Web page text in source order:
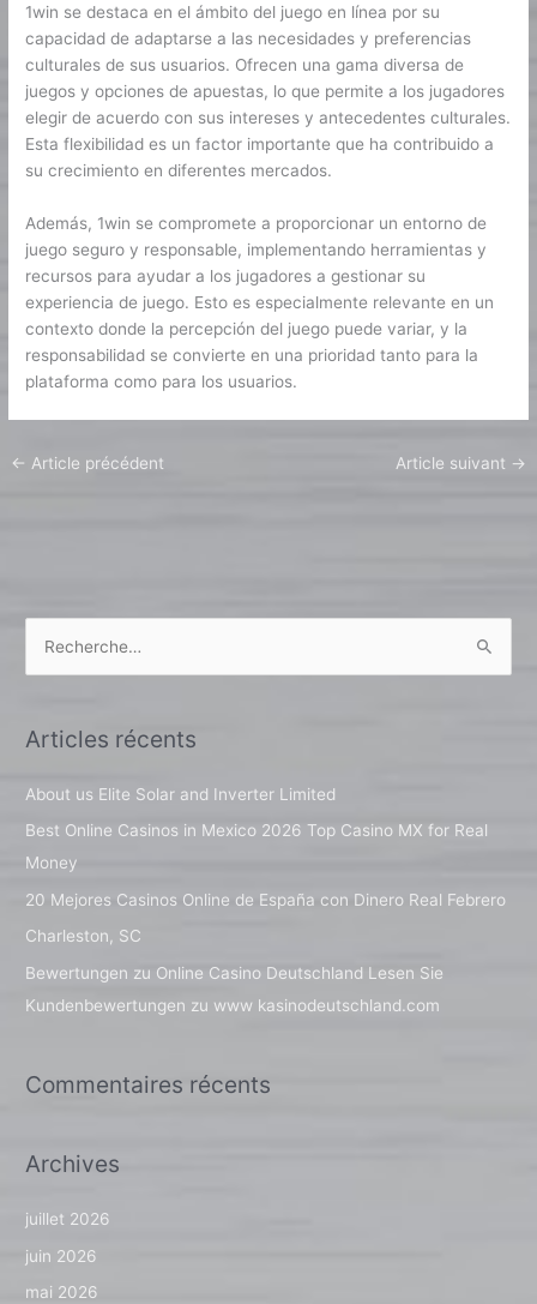
1win se destaca en el ámbito del juego en línea por su
capacidad de adaptarse a las necesidades y preferencias
culturales de sus usuarios. Ofrecen una gama diversa de
juegos y opciones de apuestas, lo que permite a los jugadores
elegir de acuerdo con sus intereses y antecedentes culturales.
Esta flexibilidad es un factor importante que ha contribuido a
su crecimiento en diferentes mercados.
Además, 1win se compromete a proporcionar un entorno de
juego seguro y responsable, implementando herramientas y
recursos para ayudar a los jugadores a gestionar su
experiencia de juego. Esto es especialmente relevante en un
contexto donde la percepción del juego puede variar, y la
responsabilidad se convierte en una prioridad tanto para la
plataforma como para los usuarios.
← Article précédent Article suivant →
h
e
r
:
Articles récents
About us Elite Solar and Inverter Limited
Best Online Casinos in Mexico 2026 Top Casino MX for Real
Money
20 Mejores Casinos Online de España con Dinero Real Febrero
Charleston, SC
Bewertungen zu Online Casino Deutschland Lesen Sie
Kundenbewertungen zu www kasinodeutschland.com
Commentaires récents
Archives
juillet 2026
juin 2026
mai 2026